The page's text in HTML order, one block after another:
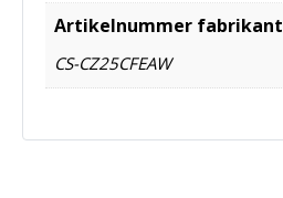
Artikelnummer fabrikant
CS-CZ25CFEAW